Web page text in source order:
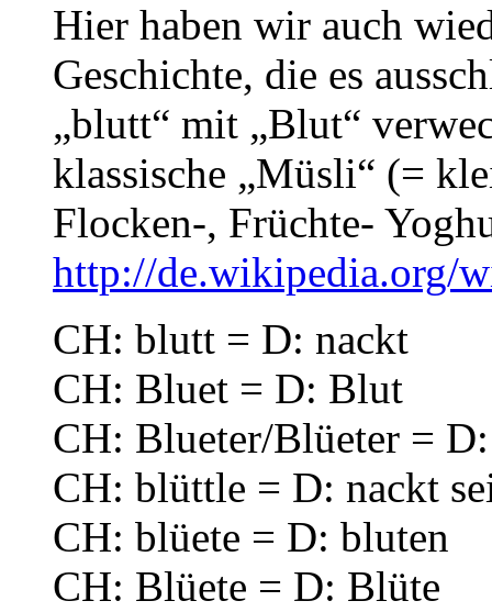
Hier haben wir auch
Geschichte, die es
„blutt“ mit „Blut“
klassische „Müsli“ (=
Flocken-, Früchte-
http://de.wikipedia.org/
CH: blutt = D: nackt
CH: Bluet = D: Blut
CH: Blueter/Blüeter =
CH: blüttle = D: nackt
CH: blüete = D: bluten
CH: Blüete = D: Blüte